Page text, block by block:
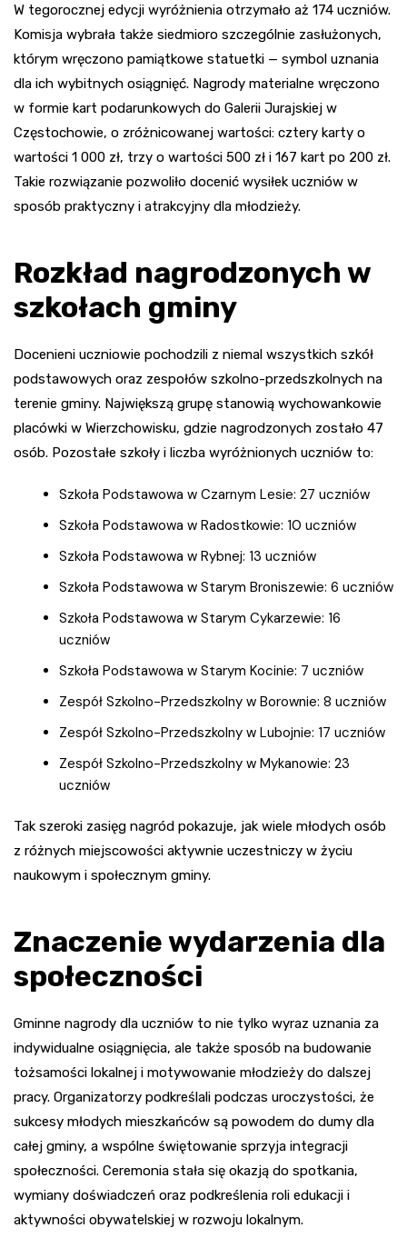
W tegorocznej edycji wyróżnienia otrzymało aż 174 uczniów.
Komisja wybrała także siedmioro szczególnie zasłużonych,
którym wręczono pamiątkowe statuetki — symbol uznania
dla ich wybitnych osiągnięć. Nagrody materialne wręczono
w formie kart podarunkowych do Galerii Jurajskiej w
Częstochowie, o zróżnicowanej wartości: cztery karty o
wartości 1 000 zł, trzy o wartości 500 zł i 167 kart po 200 zł.
Takie rozwiązanie pozwoliło docenić wysiłek uczniów w
sposób praktyczny i atrakcyjny dla młodzieży.
Rozkład nagrodzonych w
szkołach gminy
Docenieni uczniowie pochodzili z niemal wszystkich szkół
podstawowych oraz zespołów szkolno-przedszkolnych na
terenie gminy. Największą grupę stanowią wychowankowie
placówki w Wierzchowisku, gdzie nagrodzonych zostało 47
osób. Pozostałe szkoły i liczba wyróżnionych uczniów to:
Szkoła Podstawowa w Czarnym Lesie: 27 uczniów
Szkoła Podstawowa w Radostkowie: 10 uczniów
Szkoła Podstawowa w Rybnej: 13 uczniów
Szkoła Podstawowa w Starym Broniszewie: 6 uczniów
Szkoła Podstawowa w Starym Cykarzewie: 16
uczniów
Szkoła Podstawowa w Starym Kocinie: 7 uczniów
Zespół Szkolno-Przedszkolny w Borownie: 8 uczniów
Zespół Szkolno-Przedszkolny w Lubojnie: 17 uczniów
Zespół Szkolno-Przedszkolny w Mykanowie: 23
uczniów
Tak szeroki zasięg nagród pokazuje, jak wiele młodych osób
z różnych miejscowości aktywnie uczestniczy w życiu
naukowym i społecznym gminy.
Znaczenie wydarzenia dla
społeczności
Gminne nagrody dla uczniów to nie tylko wyraz uznania za
indywidualne osiągnięcia, ale także sposób na budowanie
tożsamości lokalnej i motywowanie młodzieży do dalszej
pracy. Organizatorzy podkreślali podczas uroczystości, że
sukcesy młodych mieszkańców są powodem do dumy dla
całej gminy, a wspólne świętowanie sprzyja integracji
społeczności. Ceremonia stała się okazją do spotkania,
wymiany doświadczeń oraz podkreślenia roli edukacji i
aktywności obywatelskiej w rozwoju lokalnym.